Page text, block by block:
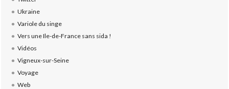
Ukraine
Variole du singe
Vers une Ile-de-France sans sida !
Vidéos
Vigneux-sur-Seine
Voyage
Web